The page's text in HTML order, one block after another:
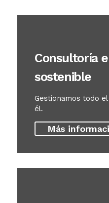
Consultoría
sostenible
Gestionamos todo
él.
Más